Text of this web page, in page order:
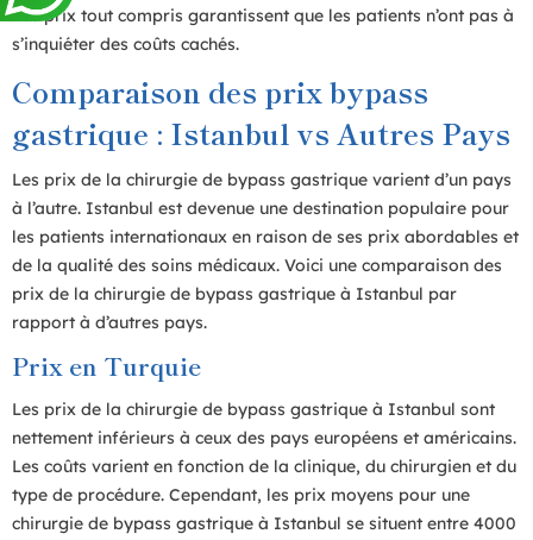
Les prix tout compris garantissent que les patients n’ont pas à
s’inquiéter des coûts cachés.
Comparaison des prix bypass
gastrique : Istanbul vs Autres Pays
Les prix de la chirurgie de bypass gastrique varient d’un pays
à l’autre. Istanbul est devenue une destination populaire pour
les patients internationaux en raison de ses prix abordables et
de la qualité des soins médicaux. Voici une comparaison des
prix de la chirurgie de bypass gastrique à Istanbul par
rapport à d’autres pays.
Prix en Turquie
Les prix de la chirurgie de bypass gastrique à Istanbul sont
nettement inférieurs à ceux des pays européens et américains.
Les coûts varient en fonction de la clinique, du chirurgien et du
type de procédure. Cependant, les prix moyens pour une
chirurgie de bypass gastrique à Istanbul se situent entre 4000